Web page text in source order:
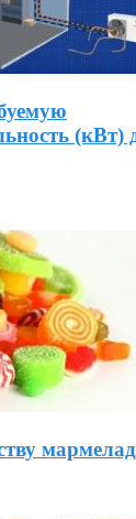
(кВт)